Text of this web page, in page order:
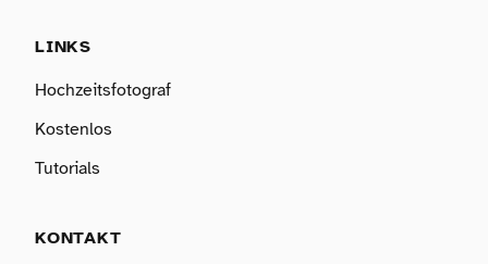
LINKS
Hochzeitsfotograf
Kostenlos
Tutorials
KONTAKT